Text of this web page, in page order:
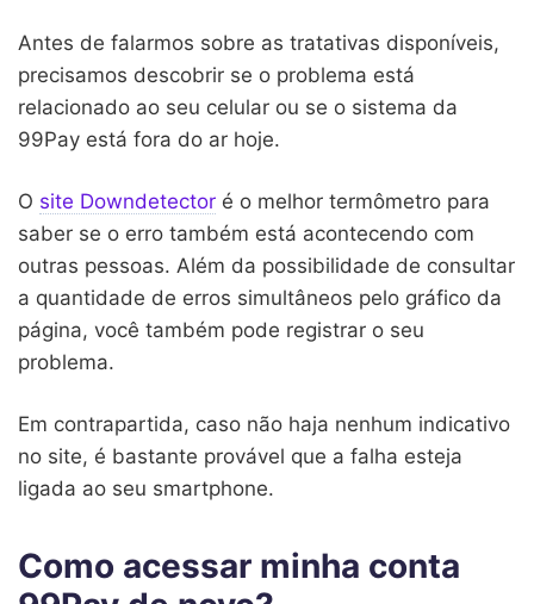
Antes de falarmos sobre as tratativas disponíveis,
precisamos descobrir se o problema está
relacionado ao seu celular ou se o sistema da
99Pay está fora do ar hoje.
O site Downdetector é o melhor termômetro para
saber se o erro também está acontecendo com
outras pessoas. Além da possibilidade de consultar
a quantidade de erros simultâneos pelo gráfico da
página, você também pode registrar o seu
problema.
Em contrapartida, caso não haja nenhum indicativo
no site, é bastante provável que a falha esteja
ligada ao seu smartphone.
Como acessar minha conta